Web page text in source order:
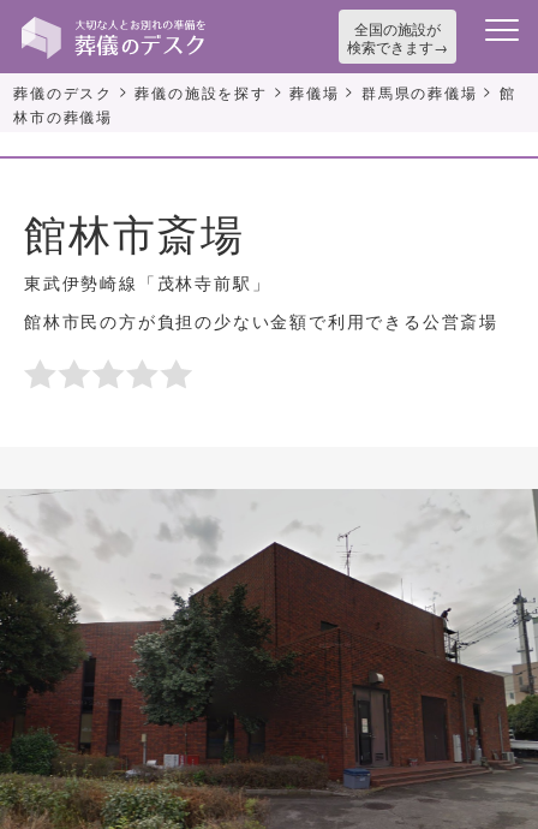
全国の施設が
検索できます
葬儀のデスク >葬儀の施設を探す >葬儀場 >群馬県の葬儀場 >館
林市の葬儀場
館林市斎場
東武伊勢崎線「茂林寺前駅」
館林市民の方が負担の少ない金額で利用できる公営斎場